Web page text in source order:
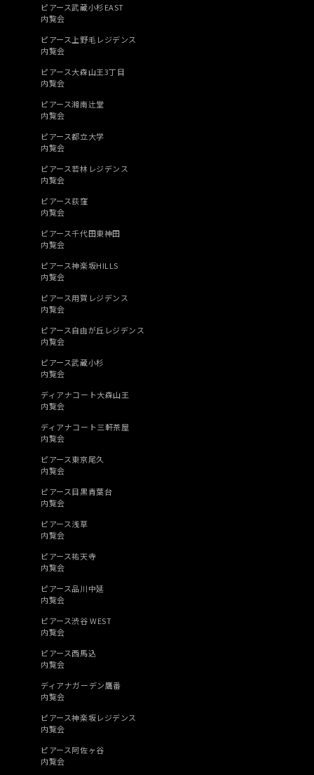
ピアース武蔵小杉EAST
内覧会
ピアース上野毛レジデンス
内覧会
ピアース大森山王3丁目
内覧会
ピアース湘南辻堂
内覧会
ピアース都立大学
内覧会
ピアース若林レジデンス
内覧会
ピアース荻窪
内覧会
ピアース千代田東神田
内覧会
ピアース神楽坂HILLS
内覧会
ピアース用賀レジデンス
内覧会
ピアース自由が丘レジデンス
内覧会
ピアース武蔵小杉
内覧会
ディアナコート大森山王
内覧会
ディアナコート三軒茶屋
内覧会
ピアース東京尾久
内覧会
ピアース目黒青葉台
内覧会
ピアース浅草
内覧会
ピアース祐天寺
内覧会
ピアース品川中延
内覧会
ピアース渋谷 WEST
内覧会
ピアース西馬込
内覧会
ディアナガーデン鷹番
内覧会
ピアース神楽坂レジデンス
内覧会
ピアース阿佐ヶ谷
内覧会